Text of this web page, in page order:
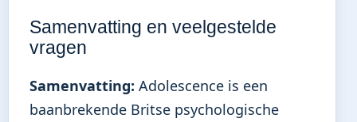
Samenvatting en veelgestelde
vragen
Samenvatting: Adolescence is een
baanbrekende Britse psychologische